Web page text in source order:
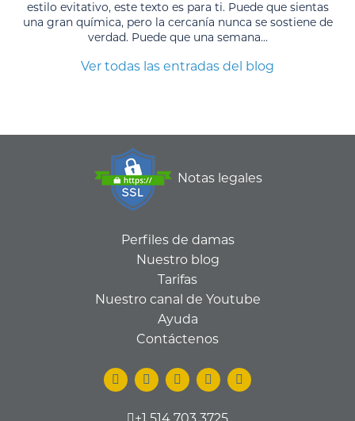
estilo evitativo, este texto es para ti. Puede que sientas
una gran química, pero la cercanía nunca se sostiene de
verdad. Puede que una semana...
Ver todas las entradas del blog
Notas legales
Perfiles de damas
Nuestro blog
Tarifas
Nuestro canal de Youtube
Ayuda
Contáctenos